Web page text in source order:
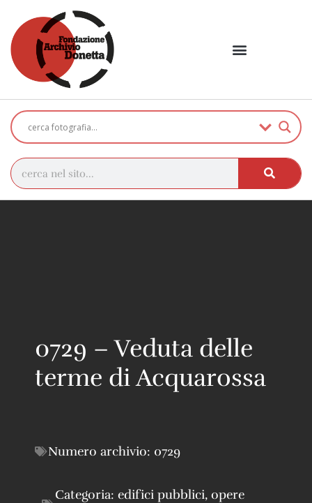
0729 – Veduta delle
terme di Acquarossa
Numero archivio: 0729
Categoria: edifici pubblici, opere